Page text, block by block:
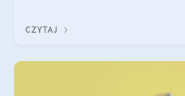
CZYTAJ